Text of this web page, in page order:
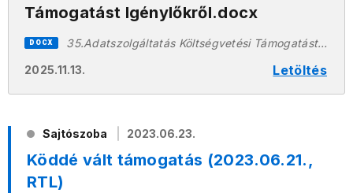
Támogatást Igénylőkről.docx
2025.11.13. Letöltés
DOCX 35.Adatszolgáltatás Költségvetési Támogatást Igénylőkről.docx
Sajtószoba 2023.06.23.
Köddé vált támogatás (2023.06.21.,
RTL)